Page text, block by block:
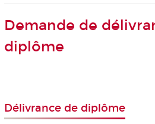
Demande de
diplôme
Délivrance de diplôme